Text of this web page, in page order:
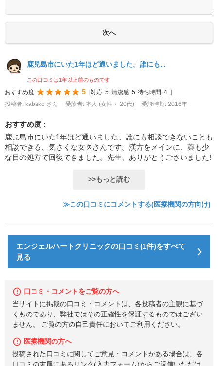
鹿児島市にいた1年ほど通いました。誰にも...
この口コミは1年以上前のものです
おすすめ度: 5 対応: 5 清潔感: 5 待ち時間: 4
投稿者: kabako さん
受診者: 本人 (女性・ 20代) 受診時期: 2016年
おすすめ度 :
鹿児島市にいた1年ほど通いました。誰にも相談できないことも
相談できる、気さくな女医さんです。漢方をメインに、薬も少
な目の処方で回復できました。先生、ありがとうごさいました!
>>もっと読む
≫この口コミにコメントする(医療機関の方向け)
エンジェルハートクリニックの口コミ(1件)をすべて
見る
口コミ・コメントをご覧の方へ
当サイトに掲載の口コミ・コメントは、各投稿者の主観に基づ
くものであり、弊社ではその正確性を保証するものではござい
ません。 ご覧の方の自己責任においてご利用ください。
医療機関の方へ
投稿された口コミに関してご意見・コメントがある場合は、各
口コミの末尾にあるリンク(入力フォーム)からご返信いただけ